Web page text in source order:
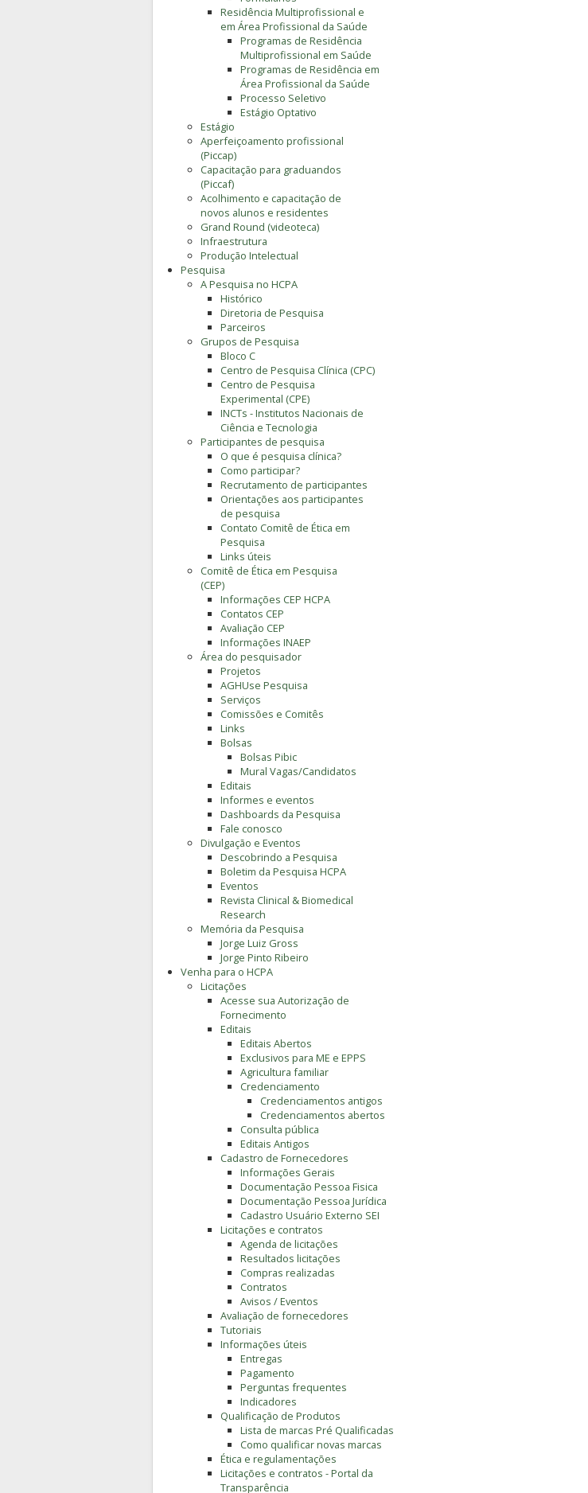
Residência Multiprofissional e
em Área Profissional da Saúde
Programas de Residência
Multiprofissional em Saúde
Programas de Residência em
Área Profissional da Saúde
Processo Seletivo
Estágio Optativo
Estágio
Aperfeiçoamento profissional
(Piccap)
Capacitação para graduandos
(Piccaf)
Acolhimento e capacitação de
novos alunos e residentes
Grand Round (videoteca)
Infraestrutura
Produção Intelectual
Pesquisa
A Pesquisa no HCPA
Histórico
Diretoria de Pesquisa
Parceiros
Grupos de Pesquisa
Bloco C
Centro de Pesquisa Clínica (CPC)
Centro de Pesquisa
Experimental (CPE)
INCTs - Institutos Nacionais de
Ciência e Tecnologia
Participantes de pesquisa
O que é pesquisa clínica?
Como participar?
Recrutamento de participantes
Orientações aos participantes
de pesquisa
Contato Comitê de Ética em
Pesquisa
Links úteis
Comitê de Ética em Pesquisa
(CEP)
Informações CEP HCPA
Contatos CEP
Avaliação CEP
Informações INAEP
Área do pesquisador
Projetos
AGHUse Pesquisa
Serviços
Comissões e Comitês
Links
Bolsas
Bolsas Pibic
Mural Vagas/Candidatos
Editais
Informes e eventos
Dashboards da Pesquisa
Fale conosco
Divulgação e Eventos
Descobrindo a Pesquisa
Boletim da Pesquisa HCPA
Eventos
Revista Clinical & Biomedical
Research
Memória da Pesquisa
Jorge Luiz Gross
Jorge Pinto Ribeiro
Venha para o HCPA
Licitações
Acesse sua Autorização de
Fornecimento
Editais
Editais Abertos
Exclusivos para ME e EPPS
Agricultura familiar
Credenciamento
Credenciamentos antigos
Credenciamentos abertos
Consulta pública
Editais Antigos
Cadastro de Fornecedores
Informações Gerais
Documentação Pessoa Fisica
Documentação Pessoa Jurídica
Cadastro Usuário Externo SEI
Licitações e contratos
Agenda de licitações
Resultados licitações
Compras realizadas
Contratos
Avisos / Eventos
Avaliação de fornecedores
Tutoriais
Informações úteis
Entregas
Pagamento
Perguntas frequentes
Indicadores
Qualificação de Produtos
Lista de marcas Pré Qualificadas
Como qualificar novas marcas
Ética e regulamentações
Licitações e contratos - Portal da
Transparência